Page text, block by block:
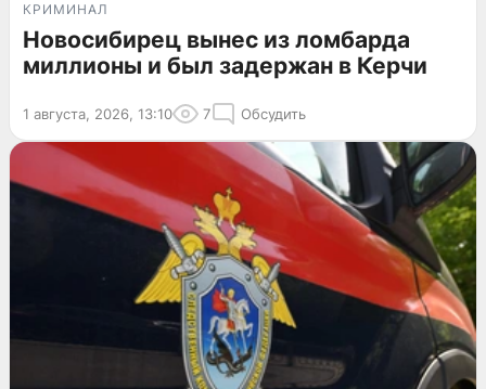
КРИМИНАЛ
Новосибирец вынес из ломбарда
миллионы и был задержан в Керчи
1 августа, 2026, 13:10 7 Обсудить